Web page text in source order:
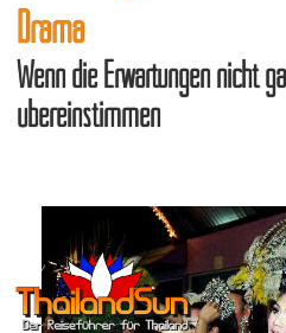
Drama
Wenn die Erwartungen nicht
übereinstimmen